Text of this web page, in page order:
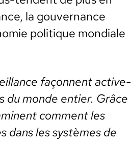
la gou­ver­nance
poli­tique mon­di­ale
façon­nent active­
du monde entier. Grâce
com­ment les
dans les sys­tèmes de